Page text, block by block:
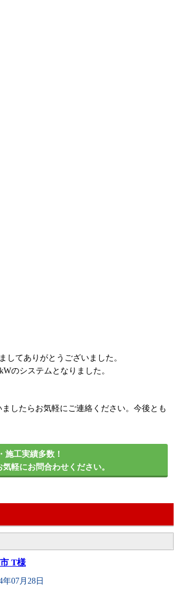
してありがとうございました。
のシステムとなりました。
したらお気軽にご連絡ください。今後とも
施工実績多数！
軽にお問合わせください。
T様
07月28日